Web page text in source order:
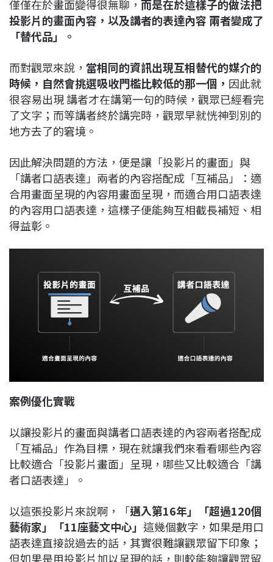
僅僅在於畫面變得很無聊， 而是在於這樣子的做法把
投影片的畫面內容，以及講者的表達內容 兩者變成了
「替代品」。
而對觀眾來說， 當相同的資訊出現互相替代的媒介的
時候，自然會挑選吸收門檻比較低的那一個， 因此就
很容易出現 講者才在講第一句的時候，觀眾已經看完
了文字；而等講者終於講完時，觀眾早就恍神到別的
地方去了的窘境。
因此解決問題的方法，便是讓「投影片的畫面」與
「講者口語表達」兩者的內容搭配成「互補品」：適
合用畫面呈現的內容用畫面呈現，而適合用口語表達
的內容用口語表達，這樣子便能夠互相截長補短、相
得益彰。
案例優化實戰
以讓投影片的畫面與講者口語表達的內容兩者搭配成
「互補品」作為目標，現在就讓我們來看看哪些內容
比較適合「投影片畫面」呈現，哪些又比較適合「講
者口語表達」。
以這張投影片來說啊，「邁入第16年」「超過120個
藝術家」「11座藝文中心」 這幾個數字，如果是用口
語表達直接說過去的話，其實很難讓觀眾留下印象；
但如果是用投影片加以呈現的話，則較能夠讓觀眾留